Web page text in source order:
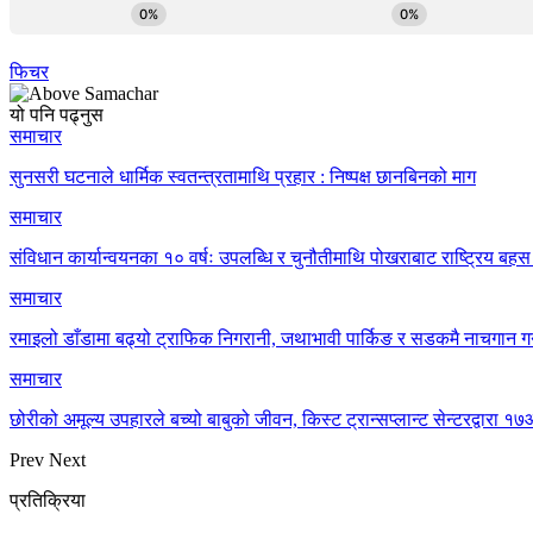
फिचर
यो पनि पढ्नुस
समाचार
सुनसरी घटनाले धार्मिक स्वतन्त्रतामाथि प्रहार : निष्पक्ष छानबिनको माग
समाचार
संविधान कार्यान्वयनका १० वर्षः उपलब्धि र चुनौतीमाथि पोखराबाट राष्ट्रिय
समाचार
रमाइलो डाँडामा बढ्यो ट्राफिक निगरानी, जथाभावी पार्किङ र सडकमै नाचगान
समाचार
छोरीको अमूल्य उपहारले बच्यो बाबुको जीवन, किस्ट ट्रान्सप्लान्ट
Prev Next
प्रतिक्रिया